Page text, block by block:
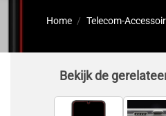
Home / Telecom-
Bekijk de